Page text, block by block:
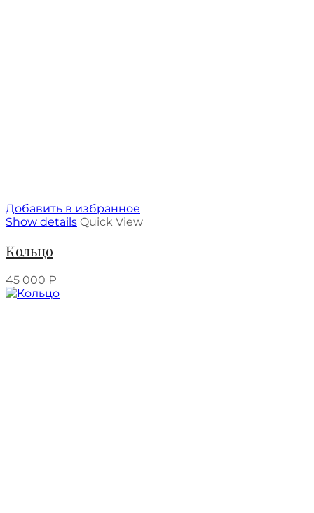
Добавить в избранное
Show details Quick View
Кольцо
45 000 ₽